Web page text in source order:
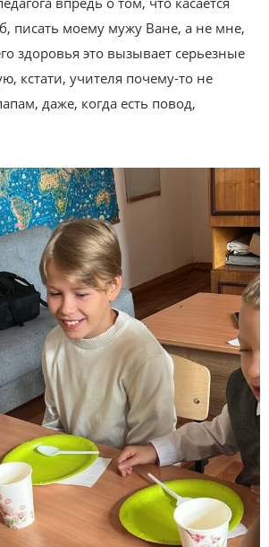
писать моему мужу Ване, а не мне,
здоровья это вызывает серьезные
кстати, учителя почему-то не
даже, когда есть повод,